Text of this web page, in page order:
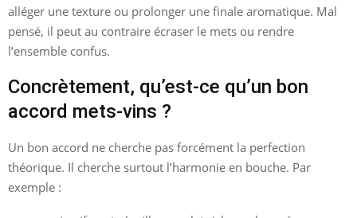
alléger une texture ou prolonger une finale aromatique. Mal
pensé, il peut au contraire écraser le mets ou rendre
l’ensemble confus.
Concrètement, qu’est-ce qu’un bon
accord mets-vins ?
Un bon accord ne cherche pas forcément la perfection
théorique. Il cherche surtout l’harmonie en bouche. Par
exemple :